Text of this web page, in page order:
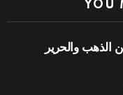
YOU
الذهب والحرير